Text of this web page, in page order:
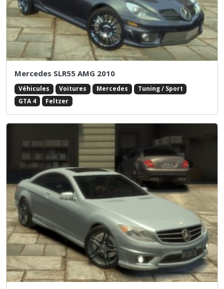
Mercedes SLR55 AMG 2010
Véhicules Voitures Mercedes
Tuning / Sport
GTA 4
Feltzer